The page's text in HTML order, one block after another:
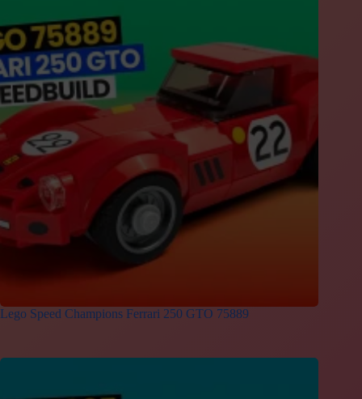
Lego Speed Champions Ferrari 250 GTO 75889